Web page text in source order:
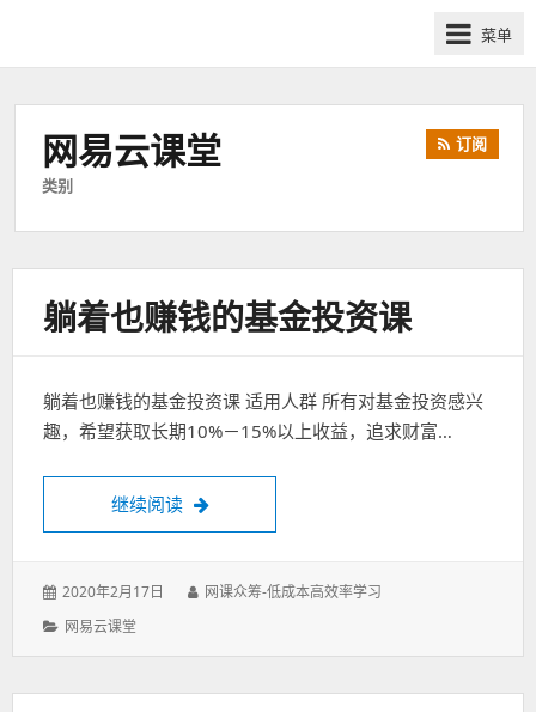
筹
群-
到
喜
菜单
网易云课堂
类别
订阅
躺着也赚钱的基金投资课
躺着也赚钱的基金投资课 适用人群 所有对基金投资感兴
趣，希望获取长期10%－15%以上收益，追求财富…
继续阅读 躺着也赚钱的基金投资课
发
于：
2020年2月17日
作
网课众筹-低成本高效率学习
分
网易云课堂